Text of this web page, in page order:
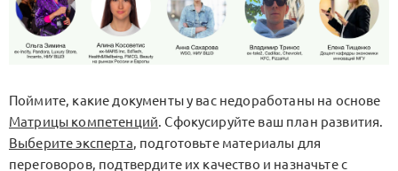
Поймите, какие документы у вас недоработаны на основе
Матрицы компетенций. Сфокусируйте ваш план развития.
Выберите эксперта, подготовьте материалы для
переговоров, подтвердите их качество и назначьте с